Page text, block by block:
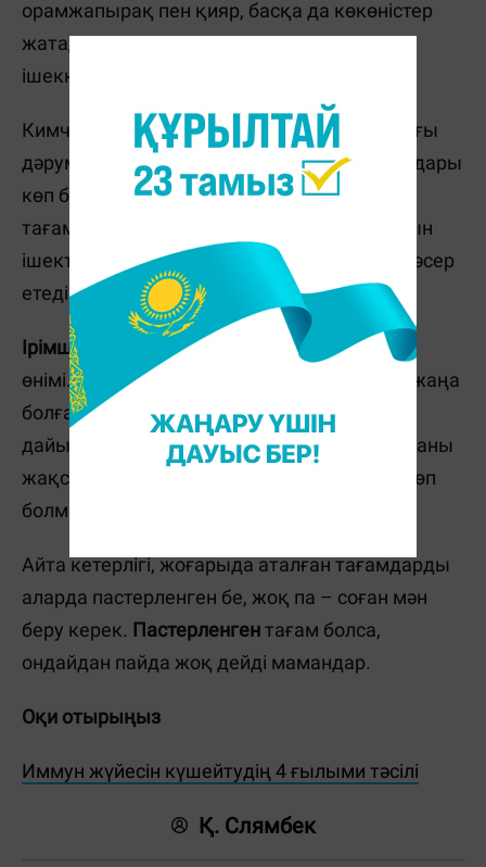
орамжапырақ пен қияр, басқа да көкөністер
жатады. Ашытылған, қышқыл тағамдар
ішекке өте пайдалы.
Кимчиде А, С және К2 дәрумені, В тобындағы
дәрумендер мен темір, түрлі аминқышқылдары
көп болады. Әлемдегі ең пайдалы
тағамдардың бірі. Жасұсынық көп болғасын
ішектің пайдалы микрофлорасына жақсы әсер
етеді.
Ірімшік (сыр).
Ішекке пайдалы тағы бір сүт
өнімі. Егер айран мен йогурттың барынша жаңа
болғаны маңызды болса, сырға керісінше,
дайындалғанына барынша көп уақыт болғаны
жақсы. Соғұрлым құрамында пробиотик көп
болмақ.
Айта кетерлігі, жоғарыда аталған тағамдарды
аларда пастерленген бе, жоқ па – соған мән
беру керек. Пастерленгентағам болса,
ондайдан пайда жоқ дейді мамандар.
Оқи отырыңыз
Иммун жүйесін күшейтудің 4 ғылыми тәсілі
Қ. Слямбек